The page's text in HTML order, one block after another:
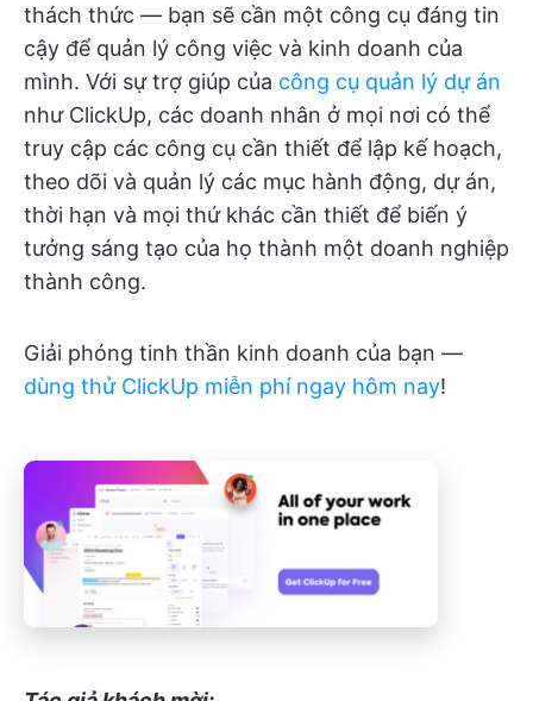
thách thức — bạn sẽ cần một công cụ đáng tin
cậy để quản lý công việc và kinh doanh của
mình. Với sự trợ giúp của công cụ quản lý dự án
như ClickUp, các doanh nhân ở mọi nơi có thể
truy cập các công cụ cần thiết để lập kế hoạch,
theo dõi và quản lý các mục hành động, dự án,
thời hạn và mọi thứ khác cần thiết để biến ý
tưởng sáng tạo của họ thành một doanh nghiệp
thành công.
Giải phóng tinh thần kinh doanh của bạn —
dùng thử ClickUp miễn phí ngay hôm nay!